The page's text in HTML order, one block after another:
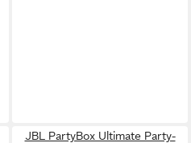
JBL PartyBox Ultimate Party-